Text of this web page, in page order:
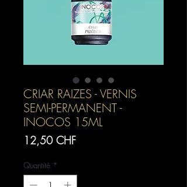
CRIAR RAIZES - VERNIS
SEMI-PERMANENT -
INOCOS 15ML
12,50 CHFPrix
Quantité *